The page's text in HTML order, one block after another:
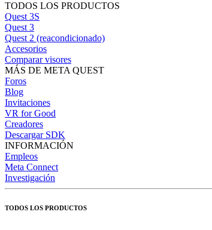
TODOS LOS PRODUCTOS
Quest 3S
Quest 3
Quest 2 (reacondicionado)
Accesorios
Comparar visores
MÁS DE META QUEST
Foros
Blog
Invitaciones
VR for Good
Creadores
Descargar SDK
INFORMACIÓN
Empleos
Meta Connect
Investigación
TODOS LOS PRODUCTOS